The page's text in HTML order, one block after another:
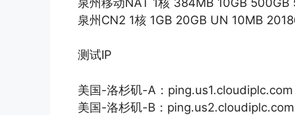
泉州CN2 1核 1GB 20GB UN 10MB
测试IP
美国-洛杉矶-A：
美国-洛杉矶-B：